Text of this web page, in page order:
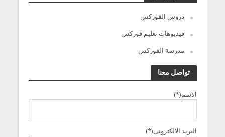
دروس الفوركس
فيديوهات تعليم فوركس
مدرسة الفوركس
تواصل معنا
الاسم(*)
البريد الالكترونى(*)